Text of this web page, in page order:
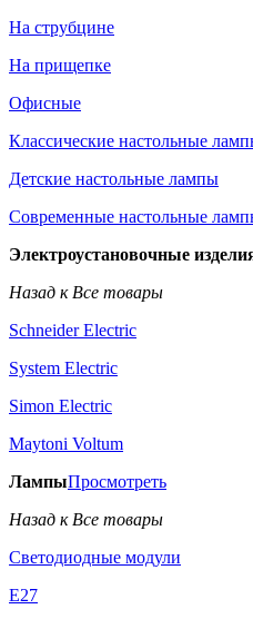
На струбцине
На прищепке
Офисные
Классические настольные
Детские настольные лампы
Современные настольные
Электроустановочные
Назад к Все товары
Schneider Electric
System Electric
Simon Electric
Maytoni Voltum
ЛампыПросмотреть
Назад к Все товары
Светодиодные модули
E27